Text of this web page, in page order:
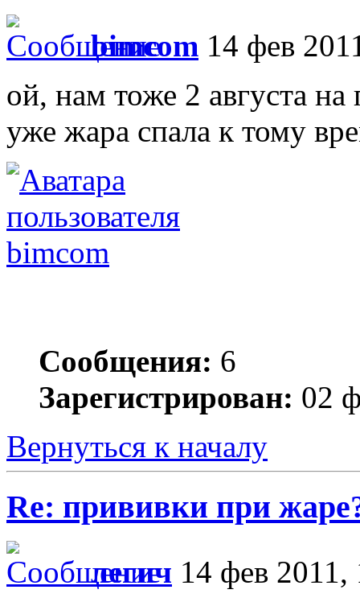
bimcom 14 фев
ой, нам тоже 2 августа
уже жара спала к тому
bimcom
Сообщения: 6
Зарегистрирован: 02
Вернуться к началу
Re: прививки при
легич 14 фев 2011,